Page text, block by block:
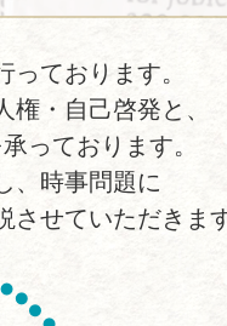
ております。
・自己啓発と、
っております。
、時事問題に
させていただきま